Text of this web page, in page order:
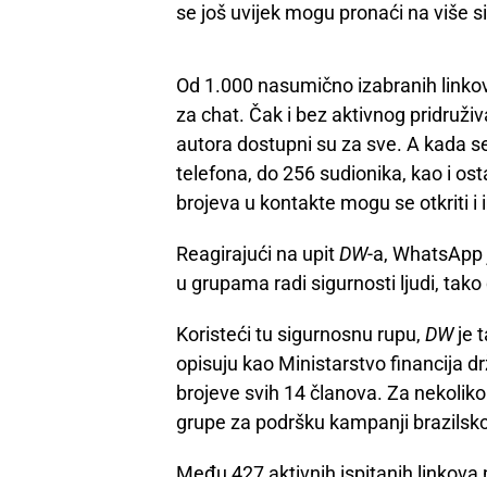
se još uvijek mogu pronaći na više
Od 1.000 nasumično izabranih
za chat. Čak i bez aktivnog
autora dostupni su za sve. A kada
telefona, do 256 sudionika, kao i
brojeva u kontakte mogu se otkriti i
Reagirajući na upitDW-a,
u grupama radi sigurnosti ljudi,
Koristeći tu sigurnosnu rupu, DWje
opisuju kao Ministarstvo financija
brojeve svih 14 članova. Za
grupe za podršku kampanji